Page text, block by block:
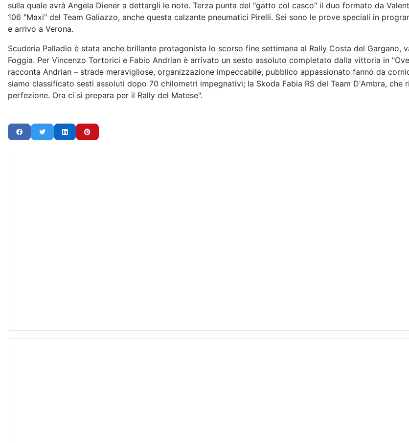
sulla quale avrà Angela Diener a dettargli le note. Terza punta del "gatto col casco" il duo formato da
106 "Maxi" del Team Galiazzo, anche questa calzante pneumatici Pirelli. Sei sono le prove speciali in
e arrivo a Verona.
Scuderia Palladio è stata anche brillante protagonista lo scorso fine settimana al Rally Costa del
Foggia. Per Vincenzo Tortorici e Fabio Andrian è arrivato un sesto assoluto completato dalla vittoria in
racconta Andrian – strade meravigliose, organizzazione impeccabile, pubblico appassionato fanno da
siamo classificato sesti assoluti dopo 70 chilometri impegnativi; la Skoda Fabia RS del Team D'Ambra,
perfezione. Ora ci si prepara per il Rally del Matese".